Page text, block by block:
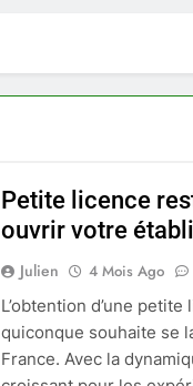
Petite licence
ouvrir votre
Julien 4 Mois Ago
L’obtention d’une
quiconque souhaite se
France. Avec la